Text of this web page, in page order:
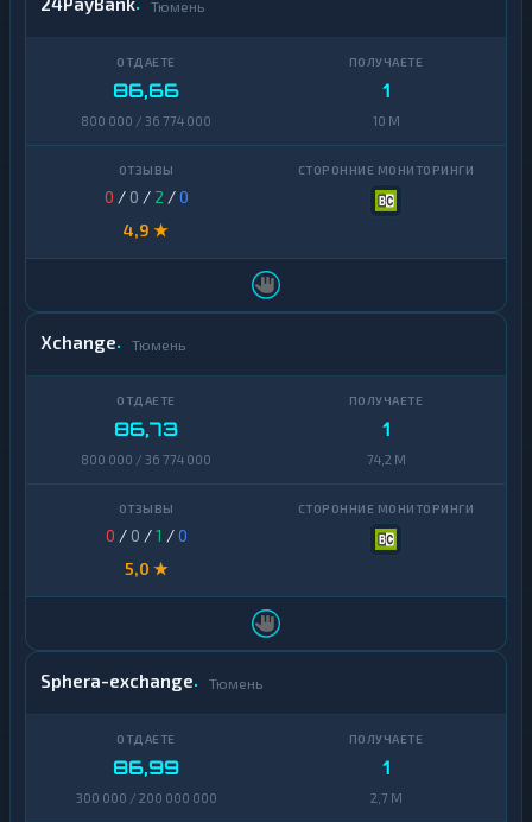
Тюмень
86,66
800 000 / 36 774 000
1
10 M
0 / 0 / 2 /0
4,9 ★
Xchange Тюмень
86,73
800 000 / 36 774 000
1
74,2 M
0 / 0 /1 /0
5,0 ★
Sphera-exchange Тюмень
86,99
300 000 / 200 000 000
1
2,7 M